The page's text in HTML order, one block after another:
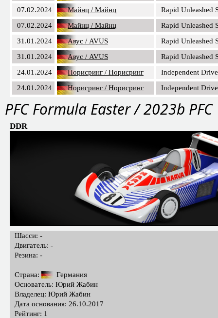
07.02.2024
Майнц / Майнц
Rapid Unleashed
07.02.2024
Майнц / Майнц
Rapid Unleashed
31.01.2024
Авус / AVUS
Rapid Unleashed
31.01.2024
Авус / AVUS
Rapid Unleashed
24.01.2024
Норисринг / Норисринг
Independent
24.01.2024
Норисринг / Норисринг Independent
PFС Formula Easter / 2023b PFC
DDR
Шасси: -
Двигатель: -
Резина: -
Страна:
Германия
Основатель: Юрий Жабин
Владелец: Юрий Жабин
Дата основания: 26.10.2017
Рейтинг: 1